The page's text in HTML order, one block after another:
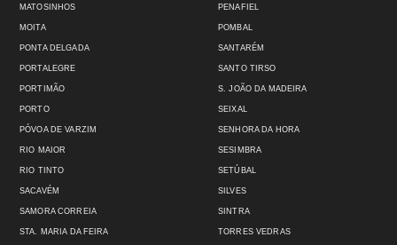
MATOSINHOS
MOITA
PENAFIEL
POMBAL
PONTA DELGADA
PORTALEGRE
PORTIMÃO
PORTO
PÓVOA DE VARZIM
RIO MAIOR
RIO TINTO
SACAVÉM
SAMORA CORREIA
STA. MARIA DA FEIRA
SANTARÉM
SANTO TIRSO
S. JOÃO DA MADEIRA
SEIXAL
SENHORA DA HORA
SESIMBRA
SETÚBAL
SILVES
SINTRA
TORRES VEDRAS